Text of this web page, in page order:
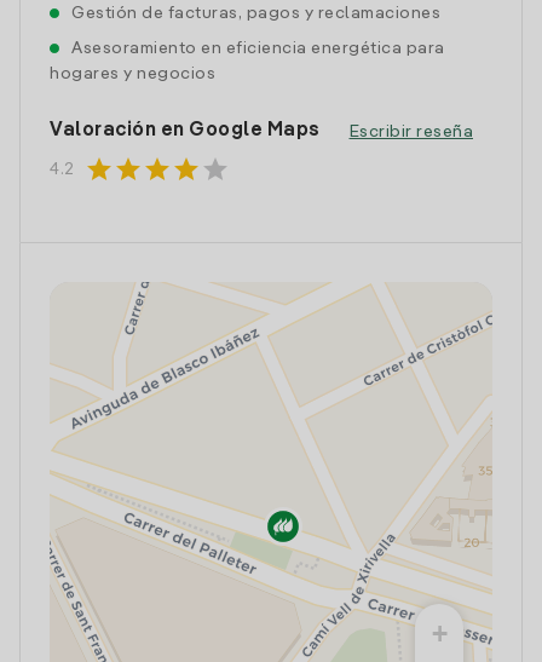
Gestión de facturas, pagos y reclamaciones
Asesoramiento en eficiencia energética para
hogares y negocios
Valoración en Google Maps
4.2 starstarstarstar star
Escribir reseña
+